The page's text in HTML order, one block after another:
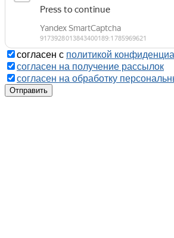
согласен с политикой
согласен на получение рассылок
согласен на обработку
Отправить